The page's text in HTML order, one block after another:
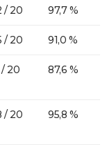
/ 20 97,7 %
/ 20 91,0 %
/ 20 87,6 %
/ 20 95,8 %